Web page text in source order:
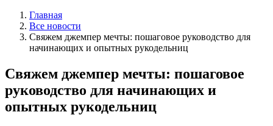
Главная
Все новости
Свяжем джемпер мечты: пошаговое руководство для
начинающих и опытных рукодельниц
Свяжем джемпер мечты: пошаговое
руководство для начинающих и
опытных рукодельниц